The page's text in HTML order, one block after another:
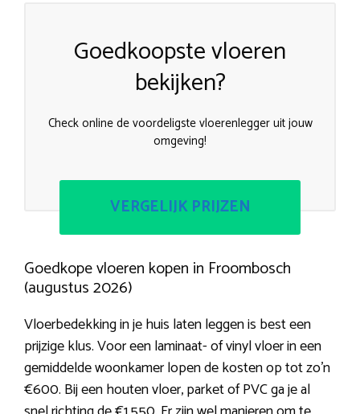
Goedkoopste vloeren
bekijken?
Check online de voordeligste vloerenlegger uit jouw
omgeving!
VERGELIJK PRIJZEN
Goedkope vloeren kopen in Froombosch
(augustus 2026)
Vloerbedekking in je huis laten leggen is best een
prijzige klus. Voor een laminaat- of vinyl vloer in een
gemiddelde woonkamer lopen de kosten op tot zo’n
€600. Bij een houten vloer, parket of PVC ga je al